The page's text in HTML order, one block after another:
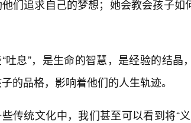
们追求自己的梦想；她会教会孩子
吐息”，是生命的智慧，是经验的结晶
的品格，影响着他们的人生轨迹。
传统文化中，我们甚至可以看到将“